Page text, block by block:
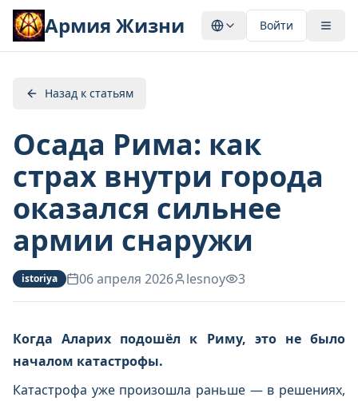
Армия Жизни Войти
Назад к статьям
Осада Рима: как
страх внутри города
оказался сильнее
армии снаружи
istoriya 06 апреля 2026 lesnoy 3
Когда Аларих подошёл к Риму, это не было
началом катастрофы.
Катастрофа уже произошла раньше — в решениях,